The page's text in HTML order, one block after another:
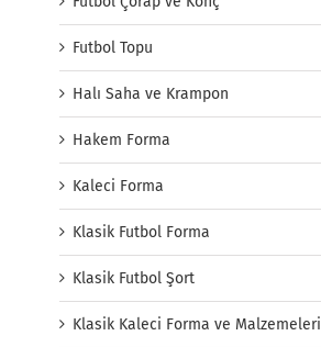
Futbol Topu
Halı Saha ve Krampon
Hakem Forma
Kaleci Forma
Klasik Futbol Forma
Klasik Futbol Şort
Klasik Kaleci Forma ve Malzemeleri